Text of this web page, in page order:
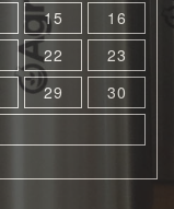
15
16
22
23
29
30